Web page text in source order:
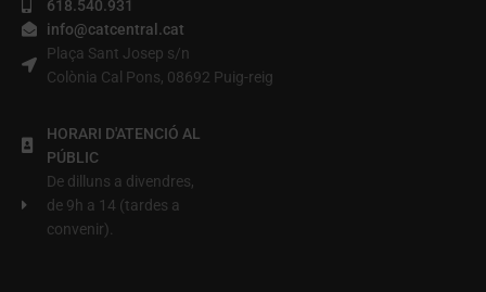
618.540.931
info@catcentral.cat
Plaça Sant Josep s/n
Colònia Cal Pons, 08692 Puig-reig
HORARI D'ATENCIÓ AL
PÚBLIC
De dilluns a divendres,
de 9h a 14 (tardes a
convenir).